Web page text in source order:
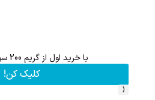
هدیه 200 سوتی با اولین خرید از گرمی،همین حالا ثبت نام کن
‹